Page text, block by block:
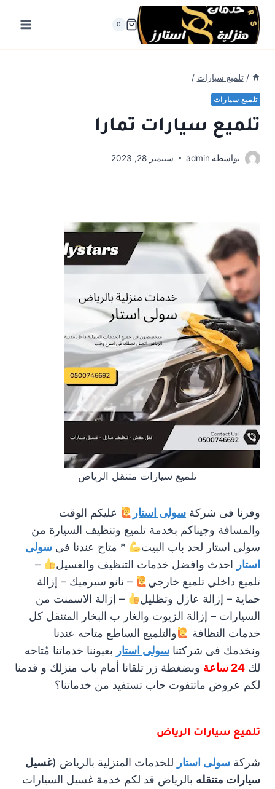
التجاوز
المحتوى
0
/ تلميع سيارات /
تلميع سيارات
تلميع سيارات تمارا
بواسطة admin سبتمبر 28, 2023
تلميع سيارات متنقل الرياض
وفرنا فى شركة سولى استار
عليكم الوقت
والمسافة وجيناكم بخدمة تلميع وتنظيف السيارة من
سولى استار لحد باب البيت
* متاح عندنا فىسولى
استار احدث وافضل خدمات التنظيف والغسيل
–
تلميع داخلي تلميع خارجي
– نانو سيرميك – إزالة
حماية – إزالة عازل وتظليل
– إزالة الاسمنت من
السيارات – إزالة الزيوت والغار ب البخار المتنقل كل
خدمات النظافة
والتلميع الساطع متاحه عندنا
ونخدمك فى شركتنا سولى استار بعيوننا خدماتنا مُتاحه
لك 24 ساعة
وبضغطة زر تلقانا أمام باب منزلك و قدمنا
لكم عروض ماتتفوت حاب تستفيد من خدماتنا؟
تلميع سيارات الرياض
شركة سولى استار للخدمات المنزلية بالرياض (غسيل
سيارات متنقله بالرياض قد لكم خدمة غسيل السيارات